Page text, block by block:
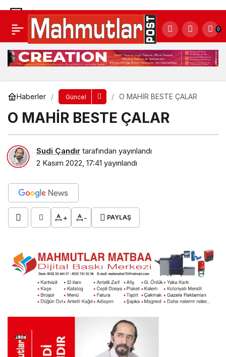
0
Haberler Güncel O MAHİR BESTE ÇALAR
O MAHİR BESTE ÇALAR
Sudi Çandır tarafından yayınlandı
2 Kasım 2022, 17:41 yayınlandı
+ - PAYLAŞ
AK Parti’den esnaf ziyareti
Yorum Yap Paylaş